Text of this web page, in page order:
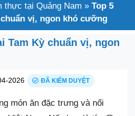
thực tại Quảng Nam » Top 5
vị, ngon khó cưỡng
Tam Kỳ chuẩn vị, ngon
2026 ĐÃ KIỂM DUYỆT
món ăn đặc trưng và nổi